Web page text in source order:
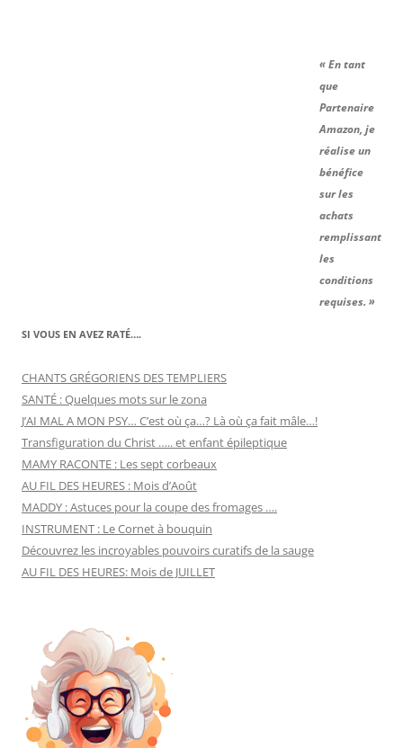
« En tant
que
Partenaire
Amazon, je
réalise un
bénéfice
sur les
achats
remplissant
les
conditions
requises. »
SI VOUS EN AVEZ RATÉ….
CHANTS GRÉGORIENS DES TEMPLIERS
SANTÉ : Quelques mots sur le zona
J’AI MAL A MON PSY… C’est où ça…? Là où ça fait mâle…!
Transfiguration du Christ ….. et enfant épileptique
MAMY RACONTE : Les sept corbeaux
AU FIL DES HEURES : Mois d’Août
MADDY : Astuces pour la coupe des fromages ….
INSTRUMENT : Le Cornet à bouquin
Découvrez les incroyables pouvoirs curatifs de la sauge
AU FIL DES HEURES: Mois de JUILLET